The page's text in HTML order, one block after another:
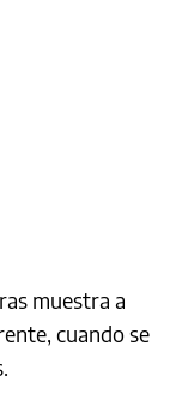
muestra a
cuando se